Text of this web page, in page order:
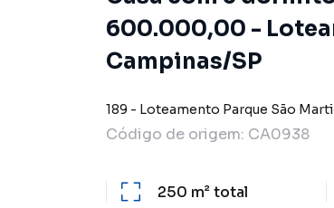
600.000,00 -
Campinas/SP
189 - Loteamento Parque São
Código de origem: CA0938
250 m²total